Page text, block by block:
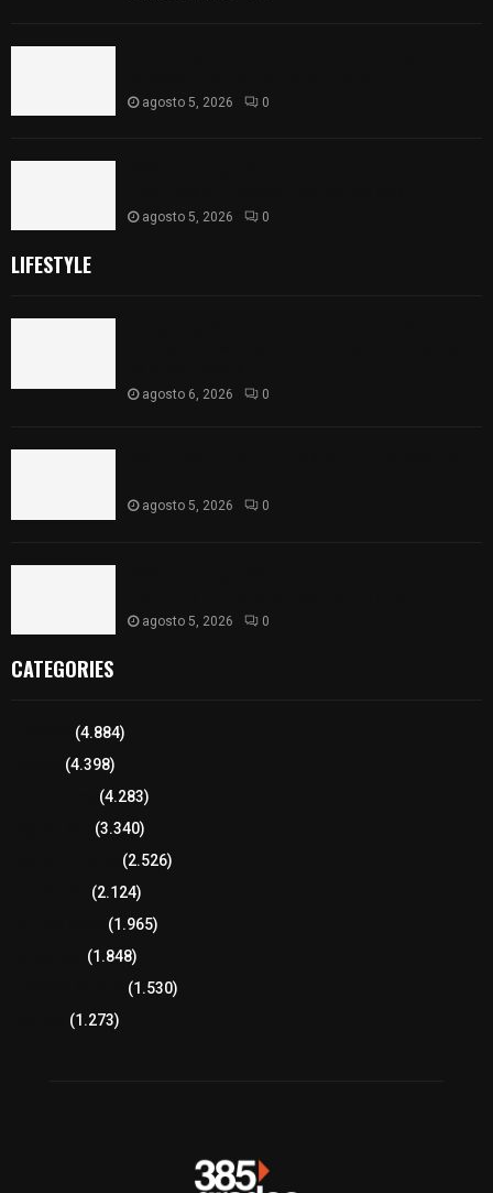
agosto 5, 2026 0
agosto 5, 2026 0
LIFESTYLE
agosto 6, 2026 0
agosto 5, 2026 0
agosto 5, 2026 0
CATEGORIES
(4.884)
(4.398)
(4.283)
(3.340)
(2.526)
(2.124)
(1.965)
(1.848)
(1.530)
(1.273)